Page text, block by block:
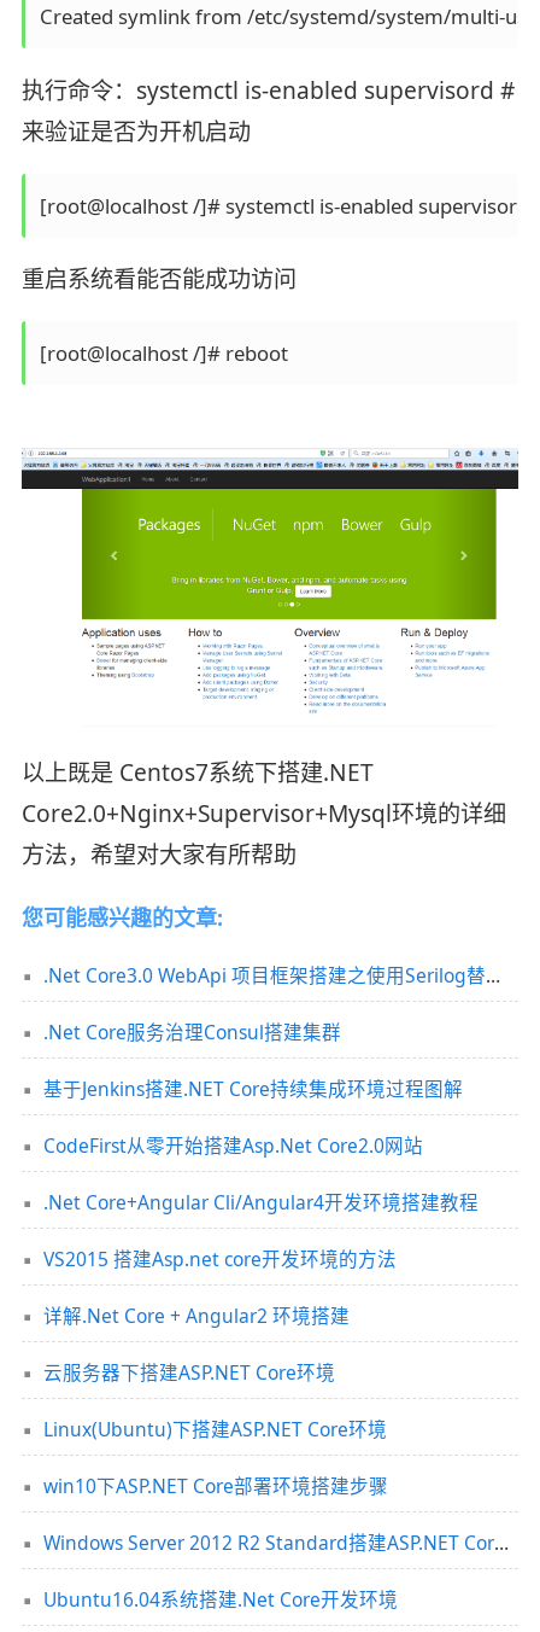
Created symlink from /etc/systemd/system/multi-
执行命令：systemctl is-enabled supervisord #
来验证是否为开机启动
[root@localhost /]# systemctl is-enabled supervisord
重启系统看能否能成功访问
[root@localhost /]# reboot
以上既是 Centos7系统下搭建.NET
Core2.0+Nginx+Supervisor+Mysql环境的详细
方法，希望对大家有所帮助
您可能感兴趣的文章:
.Net Core3.0 WebApi 项目框架搭建之使用Serilog替换掉Log4j
.Net Core服务治理Consul搭建集群
基于Jenkins搭建.NET Core持续集成环境过程图解
CodeFirst从零开始搭建Asp.Net Core2.0网站
.Net Core+Angular Cli/Angular4开发环境搭建教程
VS2015 搭建Asp.net core开发环境的方法
详解.Net Core + Angular2 环境搭建
云服务器下搭建ASP.NET Core环境
Linux(Ubuntu)下搭建ASP.NET Core环境
win10下ASP.NET Core部署环境搭建步骤
Windows Server 2012 R2 Standard搭建ASP.NET Core环境图文教程
Ubuntu16.04系统搭建.Net Core开发环境